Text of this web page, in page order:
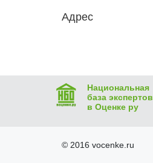
Адрес
Национальная
база экспертов
в Оценке ру
© 2016 vocenke.ru